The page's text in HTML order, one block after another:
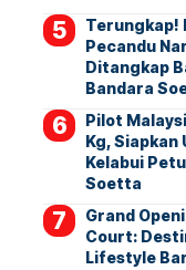
Terungkap!
Pecandu
Ditangkap
Bandara
Pilot
Kg, Siapkan
Kelabui
Soetta
Grand
Court:
Lifestyle